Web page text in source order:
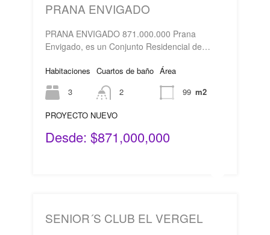
PRANA ENVIGADO
PRANA ENVIGADO 871.000.000 Prana
Envigado, es un Conjunto Residencial de…
Habitaciones
3
Cuartos de baño
2
Área
99 m2
PROYECTO NUEVO
Desde: $871,000,000
SENIOR´S CLUB EL VERGEL